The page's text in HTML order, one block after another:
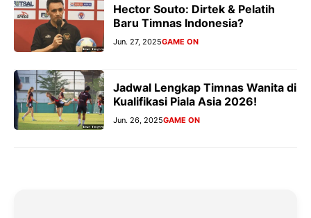
Hector Souto: Dirtek & Pelatih
Baru Timnas Indonesia?
Jun. 27, 2025GAME ON
Jadwal Lengkap Timnas Wanita di
Kualifikasi Piala Asia 2026!
Jun. 26, 2025GAME ON